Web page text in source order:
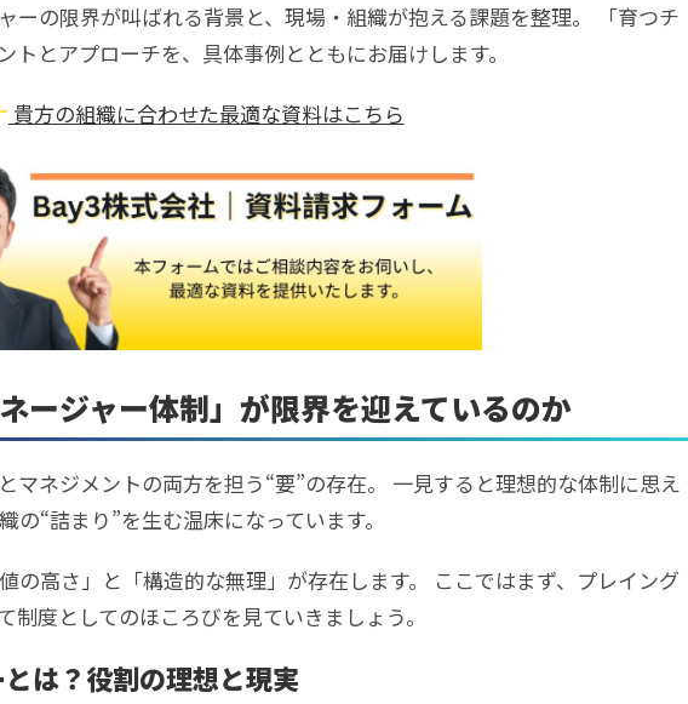
ーの限界が叫ばれる背景と、現場・組織が抱える課題を整理。 「育つチ
とアプローチを、具体事例とともにお届けします。
貴方の組織に合わせた最適な資料はこちら
ージャー体制」が限界を迎えているのか
マネジメントの両方を担う“要”の存在。 一見すると理想的な体制に思え
“詰まり”を生む温床になっています。
の高さ」と「構造的な無理」が存在します。 ここではまず、プレイング
度としてのほころびを見ていきましょう。
は？役割の理想と現実